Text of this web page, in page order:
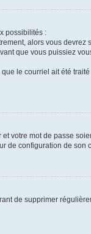
possibilités :
alors vous
que vous puissiez
le courriel ait été
votre mot de passe
de configuration de son
de supprimer